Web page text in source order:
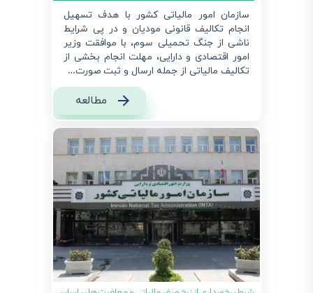
سازمان امور مالیاتی کشور با هدف تسهیل
انجام تکالیف قانونی مودیان و در پی شرایط
ناشی از جنگ تحمیلی سوم، با موافقت وزیر
امور اقتصادی و دارایی، مهلت انجام بخشی از
تکالیف مالیاتی از جمله ارسال و ثبت صورت…
مطالعه